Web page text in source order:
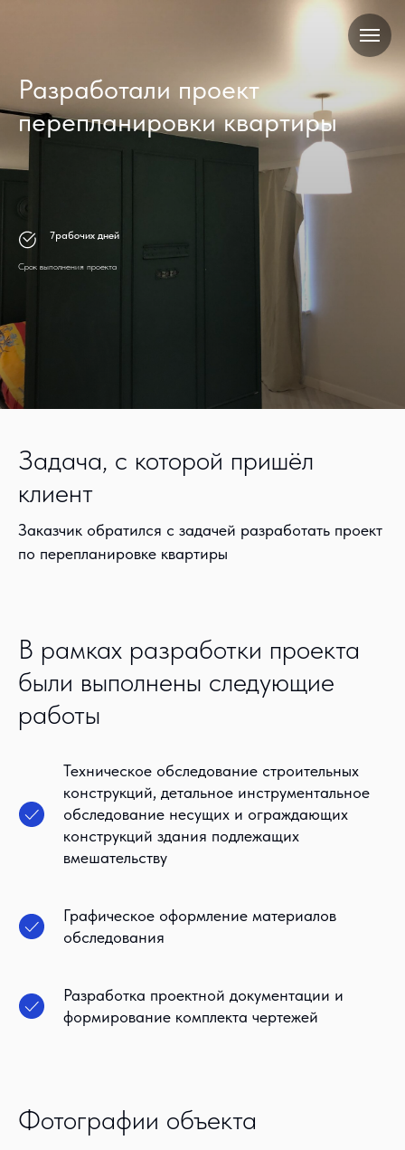
Разработали проект
перепланировки квартиры
7рабочих дней
Срок выполнения проекта
Задача, с которой пришёл
клиент
Заказчик обратился с задачей разработать проект
по перепланировке квартиры
В рамках разработки проекта
были выполнены следующие
работы
Техническое обследование строительных
конструкций, детальное инструментальное
обследование несущих и ограждающих
конструкций здания подлежащих
вмешательству
Графическое оформление материалов
обследования
Разработка проектной документации и
формирование комплекта чертежей
Фотографии объекта